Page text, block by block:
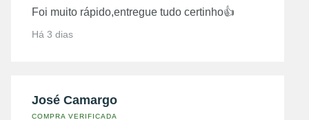
Foi muito rápido,entregue tudo certinho👍
Há 3 dias
José Camargo
COMPRA VERIFICADA